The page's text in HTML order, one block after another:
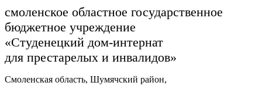
смоленское областное государственное
бюджетное учреждение
«Студенецкий дом-интернат
для престарелых и инвалидов»
Смоленская область, Шумячский район,